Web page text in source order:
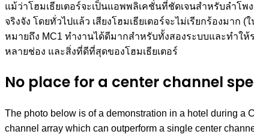
แม้ว่าโฮมเธียเตอร์จะเป็นแอพพลิเคชั่นที่ชัดเจนสำหรับลำโ
จริงจัง โดยทั่วไปแล้ว เสียงโฮมเธียเตอร์จะไม่เรียกร้องมาก
หมายถึง MC1 ทำงานได้ดีมากสำหรับทั้งสองระบบและทำใ
หลายช่อง และสิ่งที่ดีที่สุดของโฮมเธียเตอร์
No place for a center channel
The photo below is of a demonstration in a hotel during a
channel array which can outperform a single center